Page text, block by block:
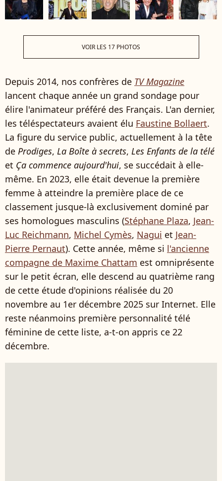
VOIR LES 17 PHOTOS
Depuis 2014, nos confrères de TV Magazine
lancent chaque année un grand sondage pour
élire l'animateur préféré des Français. L'an dernier,
les téléspectateurs avaient élu Faustine Bollaert.
La figure du service public, actuellement à la tête
de Prodiges, La Boîte à secrets, Les Enfants de la télé
et Ça commence aujourd'hui, se succédait à elle-
même. En 2023, elle était devenue la première
femme à atteindre la première place de ce
classement jusque-là exclusivement dominé par
ses homologues masculins (Stéphane Plaza, Jean-
Luc Reichmann, Michel Cymès, Nagui et Jean-
Pierre Pernaut). Cette année, même si l'ancienne
compagne de Maxime Chattam est omniprésente
sur le petit écran, elle descend au quatrième rang
de cette étude d'opinions réalisée du 20
novembre au 1er décembre 2025 sur Internet. Elle
reste néanmoins première personnalité télé
féminine de cette liste, a-t-on appris ce 22
décembre.